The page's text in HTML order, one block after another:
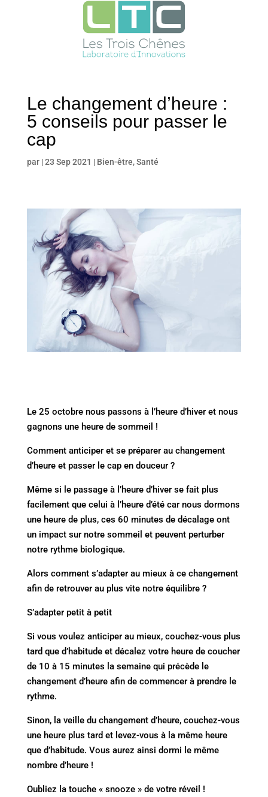
Le changement d’heure :
5 conseils pour passer le
cap
par |23 Sep 2021 | Bien-être,Santé
Le 25 octobre nous passons à l’heure d’hiver et nous
gagnons une heure de sommeil !
Comment anticiper et se préparer au changement
d’heure et passer le cap en douceur ?
Même si le passage à l’heure d’hiver se fait plus
facilement que celui à l’heure d’été car nous dormons
une heure de plus, ces 60 minutes de décalage ont
un impact sur notre sommeil et peuvent perturber
notre rythme biologique.
Alors comment s’adapter au mieux à ce changement
afin de retrouver au plus vite notre équilibre ?
S’adapter petit à petit
Si vous voulez anticiper au mieux, couchez-vous plus
tard que d’habitude et décalez votre heure de coucher
de 10 à 15 minutes la semaine qui précède le
changement d’heure afin de commencer à prendre le
rythme.
Sinon, la veille du changement d’heure, couchez-vous
une heure plus tard et levez-vous à la même heure
que d’habitude. Vous aurez ainsi dormi le même
nombre d’heure !
Oubliez la touche « snooze » de votre réveil !